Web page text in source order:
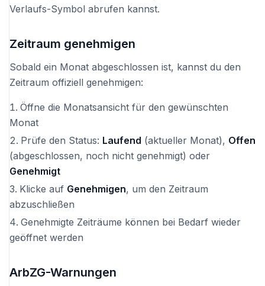
Verlaufs-Symbol abrufen kannst.
Zeitraum genehmigen
Sobald ein Monat abgeschlossen ist, kannst du den
Zeitraum offiziell genehmigen:
Öffne die Monatsansicht für den gewünschten
Monat
Prüfe den Status: Laufend (aktueller Monat), Offen
(abgeschlossen, noch nicht genehmigt) oder
Genehmigt
Klicke auf Genehmigen, um den Zeitraum
abzuschließen
Genehmigte Zeiträume können bei Bedarf wieder
geöffnet werden
ArbZG-Warnungen